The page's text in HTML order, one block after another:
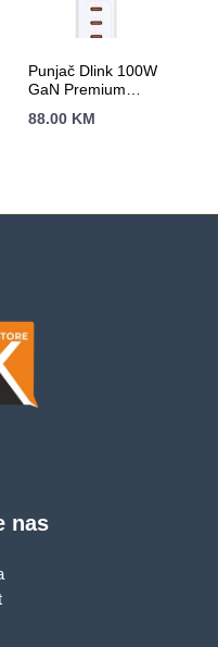
Punjač Dlink 100W
GaN Premium
88.00 KM
nas